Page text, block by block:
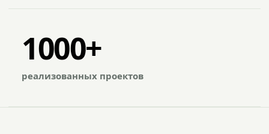
1000+
реализованных проектов